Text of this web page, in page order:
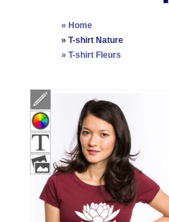
» Home
» T-shirt Nature
» T-shirt Fleurs